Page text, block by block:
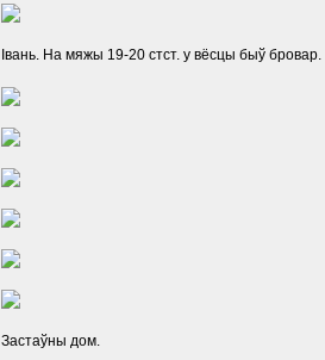
Івань. На мяжы 19-20 стст. у вёсцы быў
Застаўны дом.